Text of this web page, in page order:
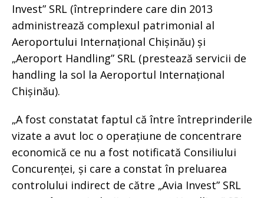
Invest” SRL (întreprindere care din 2013
administrează complexul patrimonial al
Aeroportului Internațional Chișinău) și
„Aeroport Handling” SRL (prestează servicii de
handling la sol la Aeroportul Internațional
Chișinău).
„A fost constatat faptul că între întreprinderile
vizate a avut loc o operațiune de concentrare
economică ce nu a fost notificată Consiliului
Concurenței, și care a constat în preluarea
controlului indirect de către „Avia Invest” SRL